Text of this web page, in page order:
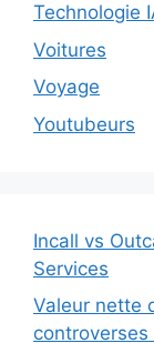
Technologie
Voitures
Voyage
Youtubeurs
Incall vs
Services
Valeur nette
controverses